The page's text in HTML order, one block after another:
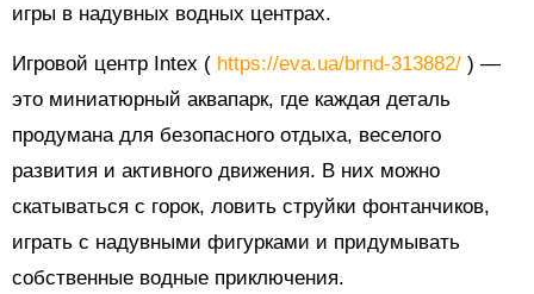
игры в надувных водных центрах.
Игровой центр Intex ( https://eva.ua/brnd-313882/ ) —
это миниатюрный аквапарк, где каждая деталь
продумана для безопасного отдыха, веселого
развития и активного движения. В них можно
скатываться с горок, ловить струйки фонтанчиков,
играть с надувными фигурками и придумывать
собственные водные приключения.